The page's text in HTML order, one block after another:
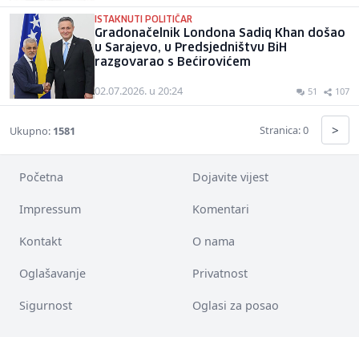
ISTAKNUTI POLITIČAR
Gradonačelnik Londona Sadiq Khan došao
u Sarajevo, u Predsjedništvu BiH
razgovarao s Bećirovićem
02.07.2026. u 20:24 51 107
Ukupno: 1581 Stranica: 0 >
Početna Dojavite vijest
Impressum Komentari
Kontakt O nama
Oglašavanje Privatnost
Sigurnost Oglasi za posao